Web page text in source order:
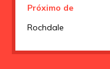
Próximo de